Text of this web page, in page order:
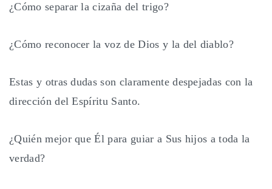
¿Cómo separar la cizaña del trigo?
¿Cómo reconocer la voz de Dios y la del diablo?
Estas y otras dudas son claramente despejadas con la
dirección del Espíritu Santo.
¿Quién mejor que Él para guiar a Sus hijos a toda la
verdad?